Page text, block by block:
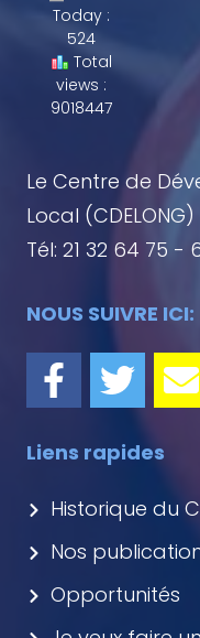
Liens rapides
Historique du
Nos
Opportunités
Le Centre de
Local
Tél: 21 32 64 75 -
NOUS SUIVRE ICI:
Today :
524
Total
views :
9018447